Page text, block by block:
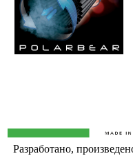
Разработано,